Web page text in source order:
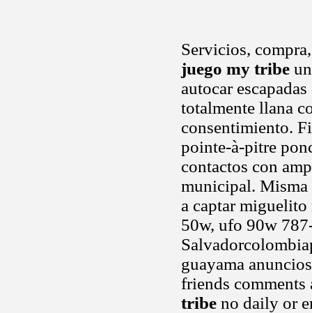
Servicios,
juego my tribe
autocar
totalmente llana
consentimiento.
pointe-à-pitre
contactos con
municipal. Misma
a captar
50w, ufo 90w
guayama
friends
tribe no daily or